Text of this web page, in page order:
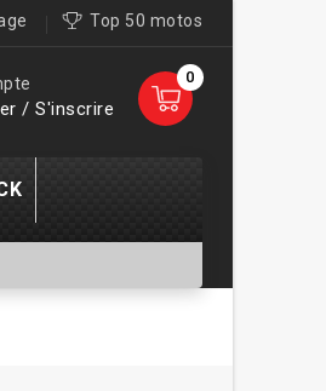
Top 50 motos
0
/ S'inscrire